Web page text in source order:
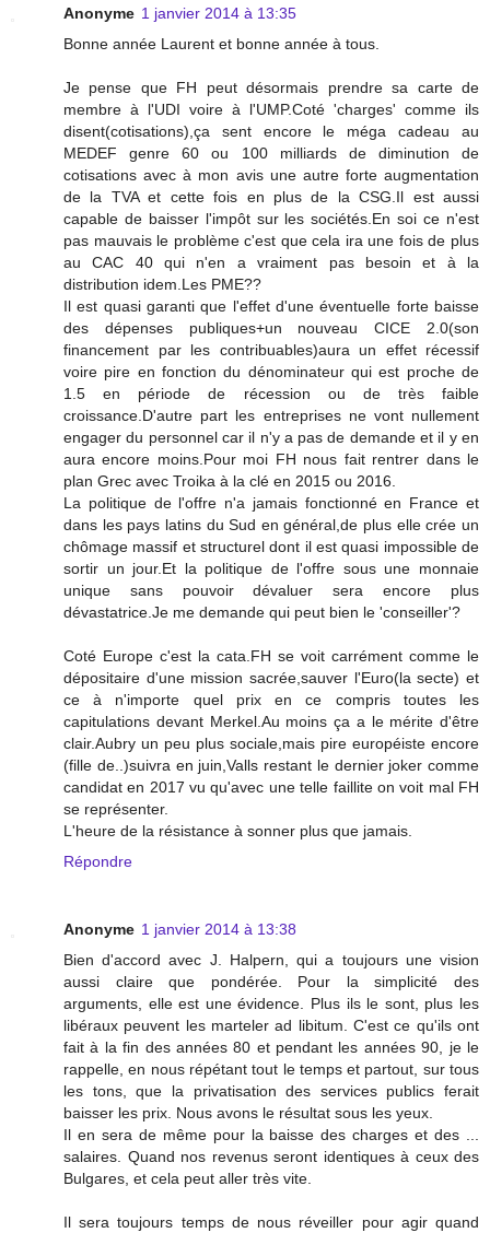
Anonyme 1 janvier 2014 à 13:35
Bonne année Laurent et bonne année à tous.
Je pense que FH peut désormais prendre sa carte de
membre à l'UDI voire à l'UMP.Coté 'charges' comme ils
disent(cotisations),ça sent encore le méga cadeau au
MEDEF genre 60 ou 100 milliards de diminution de
cotisations avec à mon avis une autre forte augmentation
de la TVA et cette fois en plus de la CSG.Il est aussi
capable de baisser l'impôt sur les sociétés.En soi ce n'est
pas mauvais le problème c'est que cela ira une fois de plus
au CAC 40 qui n'en a vraiment pas besoin et à la
distribution idem.Les PME??
Il est quasi garanti que l'effet d'une éventuelle forte baisse
des dépenses publiques+un nouveau CICE 2.0(son
financement par les contribuables)aura un effet récessif
voire pire en fonction du dénominateur qui est proche de
1.5 en période de récession ou de très faible
croissance.D'autre part les entreprises ne vont nullement
engager du personnel car il n'y a pas de demande et il y en
aura encore moins.Pour moi FH nous fait rentrer dans le
plan Grec avec Troika à la clé en 2015 ou 2016.
La politique de l'offre n'a jamais fonctionné en France et
dans les pays latins du Sud en général,de plus elle crée un
chômage massif et structurel dont il est quasi impossible de
sortir un jour.Et la politique de l'offre sous une monnaie
unique sans pouvoir dévaluer sera encore plus
dévastatrice.Je me demande qui peut bien le 'conseiller'?
Coté Europe c'est la cata.FH se voit carrément comme le
dépositaire d'une mission sacrée,sauver l'Euro(la secte) et
ce à n'importe quel prix en ce compris toutes les
capitulations devant Merkel.Au moins ça a le mérite d'être
clair.Aubry un peu plus sociale,mais pire européiste encore
(fille de..)suivra en juin,Valls restant le dernier joker comme
candidat en 2017 vu qu'avec une telle faillite on voit mal FH
se représenter.
L'heure de la résistance à sonner plus que jamais.
Répondre
Anonyme 1 janvier 2014 à 13:38
Bien d'accord avec J. Halpern, qui a toujours une vision
aussi claire que pondérée. Pour la simplicité des
arguments, elle est une évidence. Plus ils le sont, plus les
libéraux peuvent les marteler ad libitum. C'est ce qu'ils ont
fait à la fin des années 80 et pendant les années 90, je le
rappelle, en nous répétant tout le temps et partout, sur tous
les tons, que la privatisation des services publics ferait
baisser les prix. Nous avons le résultat sous les yeux.
Il en sera de même pour la baisse des charges et des ...
salaires. Quand nos revenus seront identiques à ceux des
Bulgares, et cela peut aller très vite.
Il sera toujours temps de nous réveiller pour agir quand